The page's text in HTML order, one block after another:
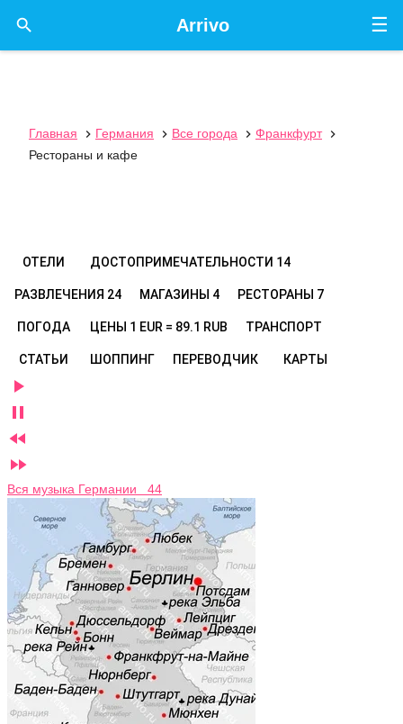
☰
Arrivo

Главная  Германия  Все города  Франкфурт

Рестораны и кафе
ОТЕЛИ ДОСТОПРИМЕЧАТЕЛЬНОСТИ 14
РАЗВЛЕЧЕНИЯ 24 МАГАЗИНЫ 4 РЕСТОРАНЫ 7
ПОГОДА ЦЕНЫ 1 EUR = 89.1 RUB ТРАНСПОРТ
СТАТЬИ ШОППИНГ ПЕРЕВОДЧИК КАРТЫ




Вся музыка Германии 44